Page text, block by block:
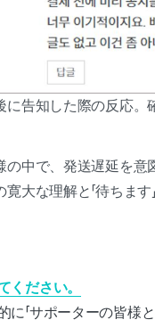
告知した際の反応。
の中で、発送遅延を
大な理解と「待ちま
ください。
「サポーターの皆様